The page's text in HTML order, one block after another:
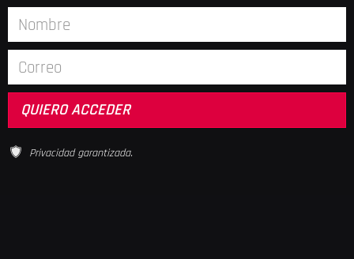
Privacidad garantizada.